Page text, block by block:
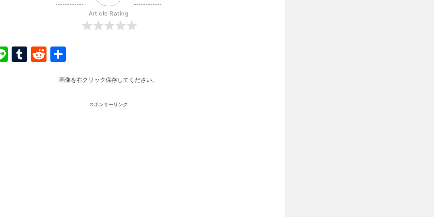
Article Rating
LineTumblr
Reddit
画像を右クリック保存してください。
スポンサーリンク